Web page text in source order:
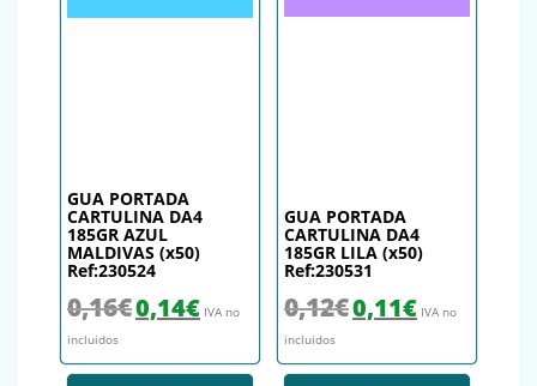
GUA PORTADA
CARTULINA DA4
185GR AZUL
MALDIVAS (x50)
Ref:230524
0,16€ El precio original era: 0,16€.
0,14€El precio actual es: 0,14€.
IVA no
incluidos
GUA PORTADA
CARTULINA DA4
185GR LILA (x50)
Ref:230531
0,12€ El precio original era: 0,12€.
0,11€El precio actual
IVA no
incluidos